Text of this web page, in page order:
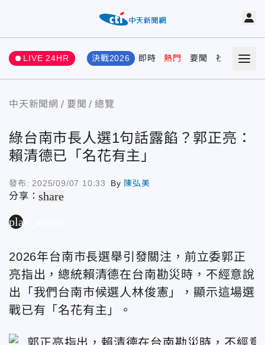
LIVE 24HR 決戰2026 即時 熱門 要聞 社會 娛樂
中天新聞網 要聞 總覽
綠台南市長人選1句話露餡？郭正亮：
賴清德已「名花有主」
發布: 2025/09/07 10:33 By 陳弘美
分享：share
play_arrow
2026年台南市長選舉引發關注，前立委郭正
亮指出，總統賴清德在台南勘災時，不經意說
出「我們台南市候選人林俊憲」，顯示這場選
戰已有「名花有主」。